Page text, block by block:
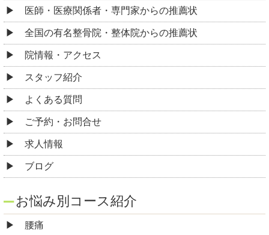
医師・医療関係者・専門家からの推薦状
全国の有名整骨院・整体院からの推薦状
院情報・アクセス
スタッフ紹介
よくある質問
ご予約・お問合せ
求人情報
ブログ
お悩み別コース紹介
腰痛